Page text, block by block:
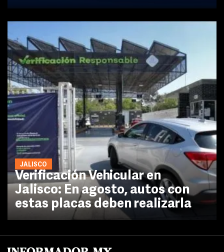
JALISCO
Verificación Vehicular en
Jalisco: En agosto, autos con
estas placas deben realizarla